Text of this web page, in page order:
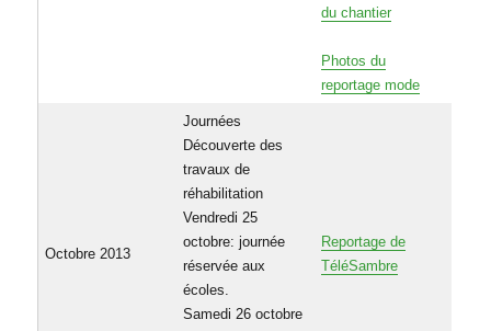
du chantier
Photos du
reportage mode
Octobre 2013
Journées
Découverte des
travaux de
réhabilitation
Vendredi 25
octobre: journée
réservée aux
écoles.
Samedi 26 octobre
Reportage de
TéléSambre